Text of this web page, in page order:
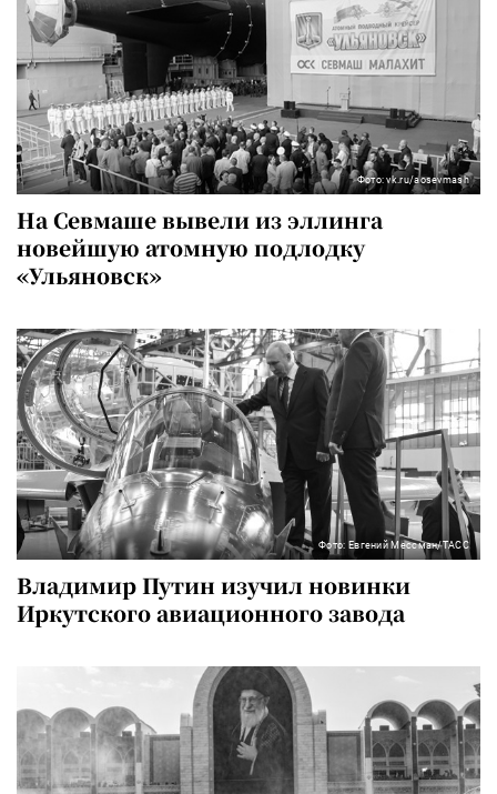
Фото: vk.ru/aosevmash
На Севмаше вывели из эллинга
новейшую атомную подлодку
«Ульяновск»
Фото: Евгений Мессман/ТАСС
Владимир Путин изучил новинки
Иркутского авиационного завода